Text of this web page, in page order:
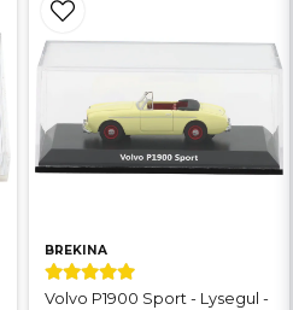
BREKINA
Volvo P1900 Sport - Lysegul -